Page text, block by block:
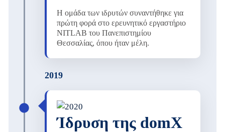
Η ομάδα των ιδρυτών συναντήθηκε για
πρώτη φορά στο ερευνητικό εργαστήριο
NITLAB του Πανεπιστημίου
Θεσσαλίας, όπου ήταν μέλη.
2019
Ίδρυση της domX